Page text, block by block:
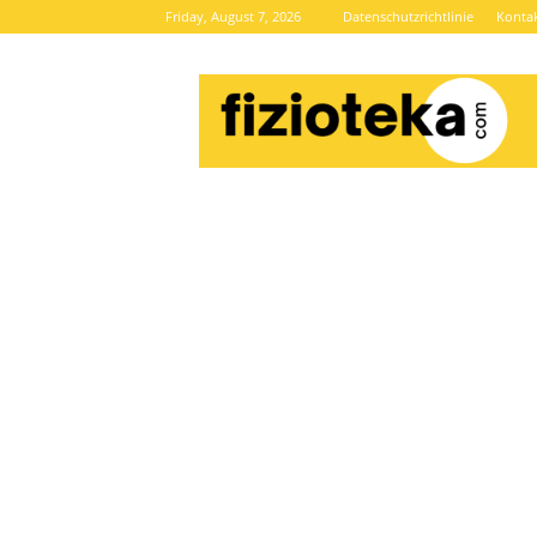
Friday, August 7, 2026 Datenschutzrichtlinie
Brze
vijesti